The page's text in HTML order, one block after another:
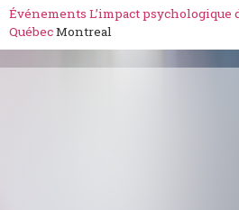
Événements L’impact psychologique
QuébecMontreal